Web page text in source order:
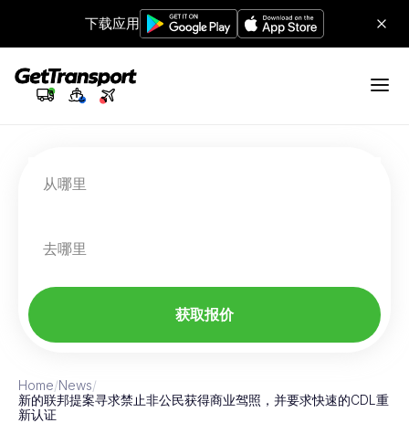
下载应用
从哪里
去哪里
获取报价
Home/News/
新的联邦提案寻求禁止非公民获得商业驾照，并要求快速的CDL重
新认证